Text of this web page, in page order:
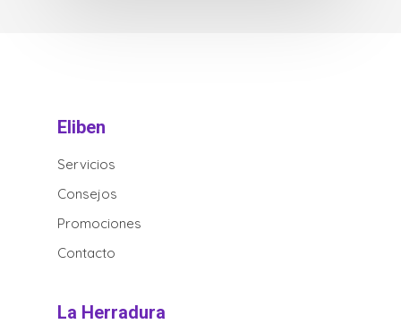
Eliben
Servicios
Consejos
Promociones
Contacto
La Herradura